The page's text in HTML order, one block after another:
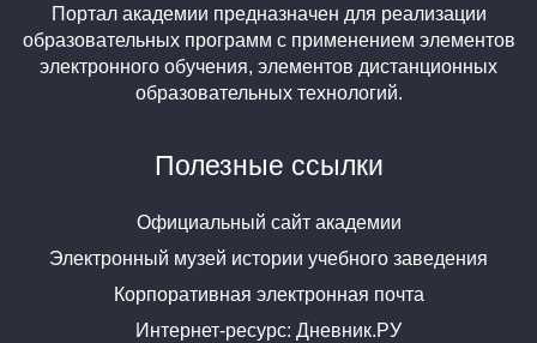
Портал академии предназначен для реализации
образовательных программ с применением элементов
электронного обучения, элементов дистанционных
образовательных технологий.
Полезные ссылки
Официальный сайт академии
Электронный музей истории учебного заведения
Корпоративная электронная почта
Интернет-ресурс: Дневник.РУ